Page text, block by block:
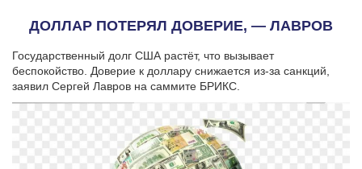
ДОЛЛАР ПОТЕРЯЛ ДОВЕРИЕ, — ЛАВРОВ
Государственный долг США растёт, что вызывает
беспокойство. Доверие к доллару снижается из-за санкций,
заявил Сергей Лавров на саммите БРИКС.